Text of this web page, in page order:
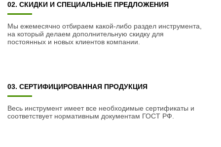
02. СКИДКИ И СПЕЦИАЛЬНЫЕ ПРЕДЛОЖЕНИЯ
Мы ежемесячно отбираем какой-либо раздел инструмента,
на который делаем дополнительную скидку для
постоянных и новых клиентов компании.
03. СЕРТИФИЦИРОВАННАЯ ПРОДУКЦИЯ
Весь инструмент имеет все необходимые сертификаты и
соответствует нормативным документам ГОСТ РФ.